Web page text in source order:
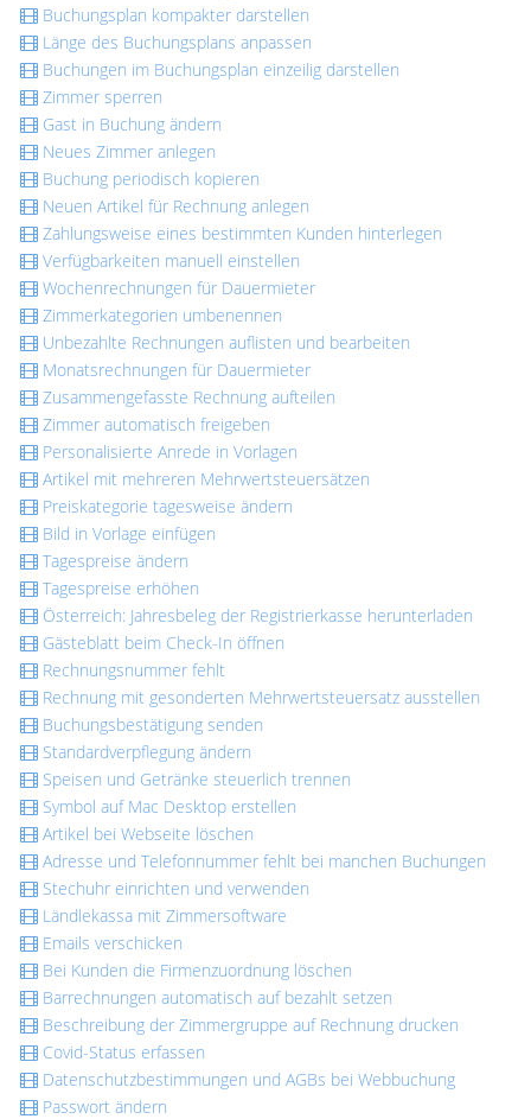
Buchungsplan kompakter darstellen
Länge des Buchungsplans anpassen
Buchungen im Buchungsplan einzeilig darstellen
Zimmer sperren
Gast in Buchung ändern
Neues Zimmer anlegen
Buchung periodisch kopieren
Neuen Artikel für Rechnung anlegen
Zahlungsweise eines bestimmten Kunden hinterlegen
Verfügbarkeiten manuell einstellen
Wochenrechnungen für Dauermieter
Zimmerkategorien umbenennen
Unbezahlte Rechnungen auflisten und bearbeiten
Monatsrechnungen für Dauermieter
Zusammengefasste Rechnung aufteilen
Zimmer automatisch freigeben
Personalisierte Anrede in Vorlagen
Artikel mit mehreren Mehrwertsteuersätzen
Preiskategorie tagesweise ändern
Bild in Vorlage einfügen
Tagespreise ändern
Tagespreise erhöhen
Österreich: Jahresbeleg der Registrierkasse herunterladen
Gästeblatt beim Check-In öffnen
Rechnungsnummer fehlt
Rechnung mit gesonderten Mehrwertsteuersatz ausstellen
Buchungsbestätigung senden
Standardverpflegung ändern
Speisen und Getränke steuerlich trennen
Symbol auf Mac Desktop erstellen
Artikel bei Webseite löschen
Adresse und Telefonnummer fehlt bei manchen Buchungen
Stechuhr einrichten und verwenden
Ländlekassa mit Zimmersoftware
Emails verschicken
Bei Kunden die Firmenzuordnung löschen
Barrechnungen automatisch auf bezahlt setzen
Beschreibung der Zimmergruppe auf Rechnung drucken
Covid-Status erfassen
Datenschutzbestimmungen und AGBs bei Webbuchung
Passwort ändern